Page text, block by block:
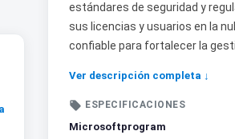
estándares de seguridad y
sus licencias y usuarios en la
confiable para fortalecer la
Ver descripción completa ↓
 ESPECIFICACIONES
Microsoftprogram